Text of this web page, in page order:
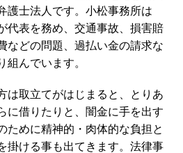
護士法人です。小松事務所は
代表を務め、交通事故、損害賠
などの問題、過払い金の請求な
組んでいます。
は取立てがはじまると、とりあ
に借りたりと、闇金に手を出す
ために精神的・肉体的な負担と
掛ける事も出てきます。法律事